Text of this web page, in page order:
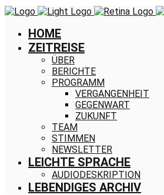
HOME
ZEITREISE
ÜBER
BERICHTE
PROGRAMM
VERGANGENHEIT
GEGENWART
ZUKUNFT
TEAM
STIMMEN
NEWSLETTER
LEICHTE SPRACHE
AUDIODESKRIPTION
LEBENDIGES ARCHIV